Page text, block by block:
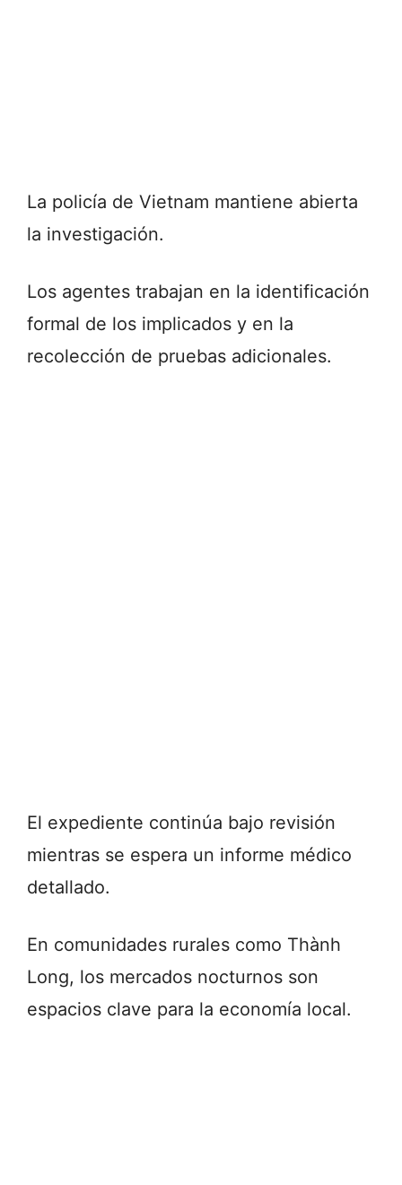
La policía de Vietnam mantiene abierta
la investigación.
Los agentes trabajan en la identificación
formal de los implicados y en la
recolección de pruebas adicionales.
El expediente continúa bajo revisión
mientras se espera un informe médico
detallado.
En comunidades rurales como Thành
Long, los mercados nocturnos son
espacios clave para la economía local.